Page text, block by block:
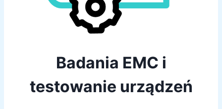
Badania EMC i
testowanie urządzeń